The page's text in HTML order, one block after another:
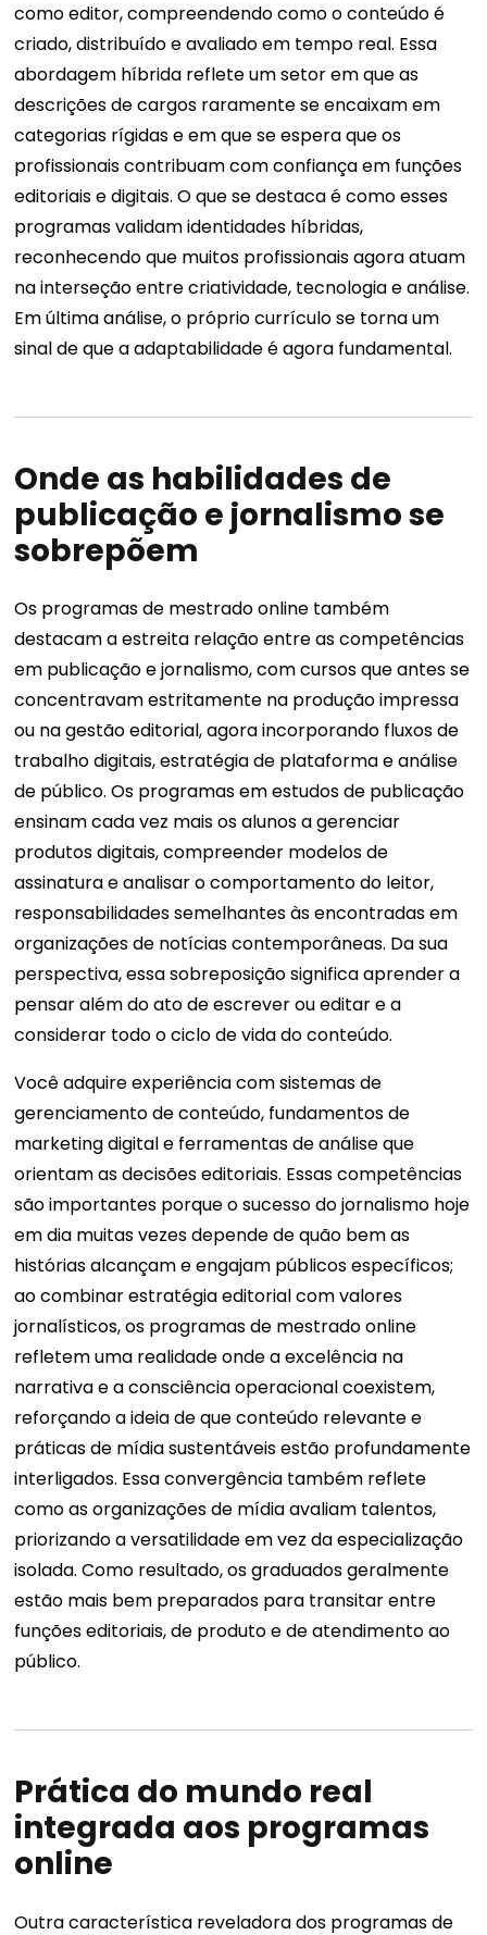
como editor, compreendendo como o conteúdo é
criado, distribuído e avaliado em tempo real. Essa
abordagem híbrida reflete um setor em que as
descrições de cargos raramente se encaixam em
categorias rígidas e em que se espera que os
profissionais contribuam com confiança em funções
editoriais e digitais. O que se destaca é como esses
programas validam identidades híbridas,
reconhecendo que muitos profissionais agora atuam
na interseção entre criatividade, tecnologia e análise.
Em última análise, o próprio currículo se torna um
sinal de que a adaptabilidade é agora fundamental.
Onde as habilidades de
publicação e jornalismo se
sobrepõem
Os programas de mestrado online também
destacam a estreita relação entre as competências
em publicação e jornalismo, com cursos que antes se
concentravam estritamente na produção impressa
ou na gestão editorial, agora incorporando fluxos de
trabalho digitais, estratégia de plataforma e análise
de público. Os programas em estudos de publicação
ensinam cada vez mais os alunos a gerenciar
produtos digitais, compreender modelos de
assinatura e analisar o comportamento do leitor,
responsabilidades semelhantes às encontradas em
organizações de notícias contemporâneas. Da sua
perspectiva, essa sobreposição significa aprender a
pensar além do ato de escrever ou editar e a
considerar todo o ciclo de vida do conteúdo.
Você adquire experiência com sistemas de
gerenciamento de conteúdo, fundamentos de
marketing digital e ferramentas de análise que
orientam as decisões editoriais. Essas competências
são importantes porque o sucesso do jornalismo hoje
em dia muitas vezes depende de quão bem as
histórias alcançam e engajam públicos específicos;
ao combinar estratégia editorial com valores
jornalísticos, os programas de mestrado online
refletem uma realidade onde a excelência na
narrativa e a consciência operacional coexistem,
reforçando a ideia de que conteúdo relevante e
práticas de mídia sustentáveis ​​estão profundamente
interligados. Essa convergência também reflete
como as organizações de mídia avaliam talentos,
priorizando a versatilidade em vez da especialização
isolada. Como resultado, os graduados geralmente
estão mais bem preparados para transitar entre
funções editoriais, de produto e de atendimento ao
público.
Prática do mundo real
integrada aos programas
online
Outra característica reveladora dos programas de